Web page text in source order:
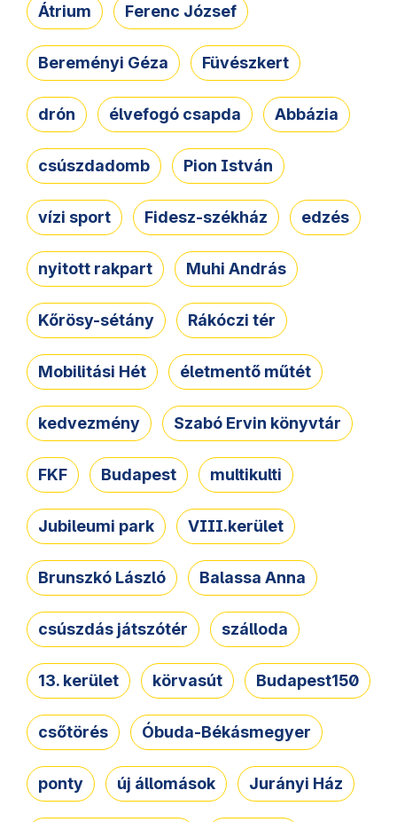
Átrium Ferenc József
Bereményi Géza Füvészkert
drón élvefogó csapda Abbázia
csúszdadomb Pion István
vízi sport Fidesz-székház edzés
nyitott rakpart Muhi András
Kőrösy-sétány Rákóczi tér
Mobilitási Hét életmentő műtét
kedvezmény Szabó Ervin könyvtár
FKF Budapest multikulti
Jubileumi park VIII.kerület
Brunszkó László Balassa Anna
csúszdás játszótér szálloda
13. kerület körvasút Budapest150
csőtörés Óbuda-Békásmegyer
ponty új állomások Jurányi Ház